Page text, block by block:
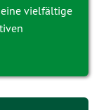
vielfältige